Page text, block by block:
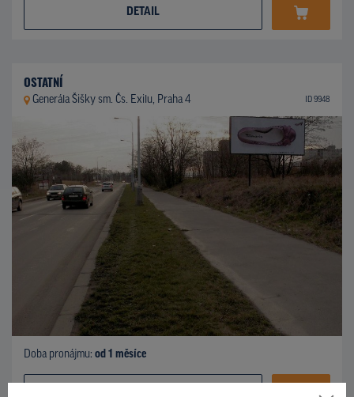
DETAIL
OSTATNÍ
Generála Šišky sm. Čs. Exilu, Praha 4 ID 9948
Doba pronájmu: od 1 měsíce